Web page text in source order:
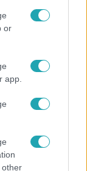
or
app.
other
a politikai